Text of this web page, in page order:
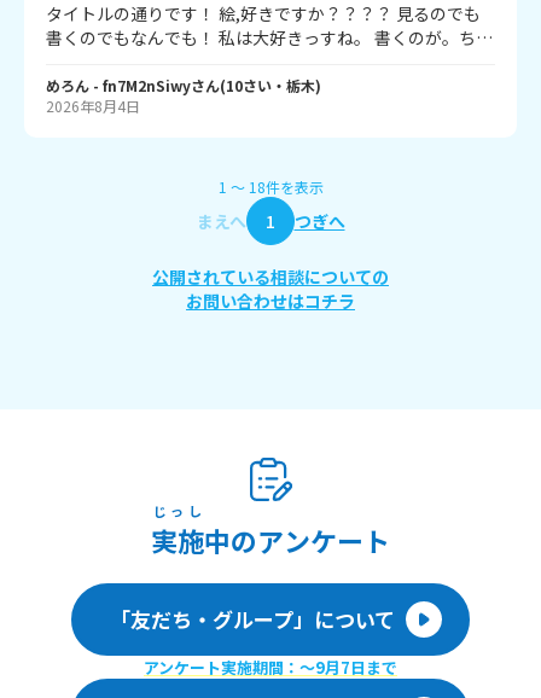
タイトルの通りです！ 絵,好きですか？？？？ 見るのでも
書くのでもなんでも！ 私は大好きっすね。 書くのが。ち
めろん - fn7M2nSiwyさん(10さい・ 栃木)
2026年8月4日
1 〜 18件を表示
まえへ 1 つぎへ
公開されている相談についての
お問い合わせはコチラ
実施
じっし
中のアンケート
「友だち・グループ」について
アンケート実施期間：〜9月7日まで